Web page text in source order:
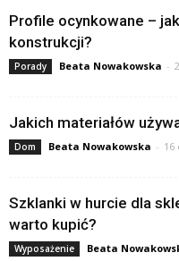
Profile ocynkowane –
konstrukcji?
Porady Beata Nowakowska -
Jakich materiałów
Dom Beata Nowakowska - 16
Szklanki w hurcie dla
warto kupić?
Wyposażenie Beata